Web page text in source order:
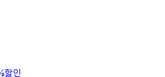
할인